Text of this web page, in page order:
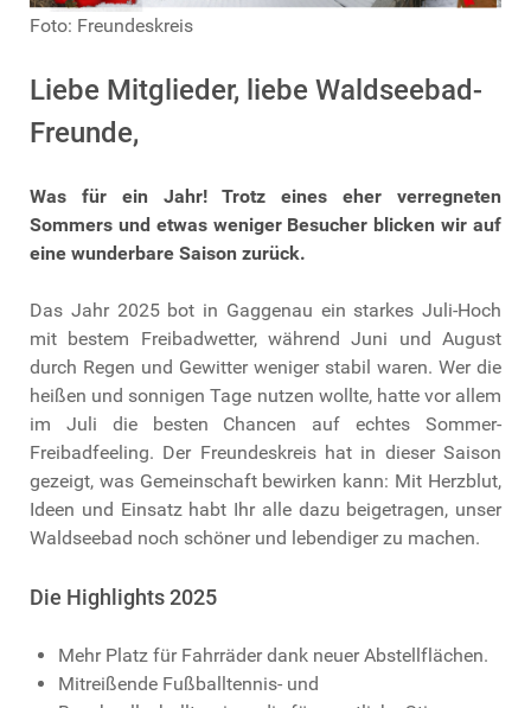
Foto: Freundeskreis
Liebe Mitglieder, liebe Waldseebad-
Freunde,
Was für ein Jahr! Trotz eines eher verregneten
Sommers und etwas weniger Besucher blicken wir auf
eine wunderbare Saison zurück.
Das Jahr 2025 bot in Gaggenau ein starkes Juli-Hoch
mit bestem Freibadwetter, während Juni und August
durch Regen und Gewitter weniger stabil waren. Wer die
heißen und sonnigen Tage nutzen wollte, hatte vor allem
im Juli die besten Chancen auf echtes Sommer-
Freibadfeeling. Der Freundeskreis hat in dieser Saison
gezeigt, was Gemeinschaft bewirken kann: Mit Herzblut,
Ideen und Einsatz habt Ihr alle dazu beigetragen, unser
Waldseebad noch schöner und lebendiger zu machen.
Die Highlights 2025
Mehr Platz für Fahrräder dank neuer Abstellflächen.
Mitreißende Fußballtennis- und